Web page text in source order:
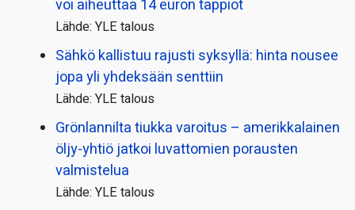
voi aiheuttaa 14 euron tappiot
Lähde: YLE talous
Sähkö kallistuu rajusti syksyllä: hinta nousee
jopa yli yhdeksään senttiin
Lähde: YLE talous
Grönlannilta tiukka varoitus – amerikkalainen
öljy-yhtiö jatkoi luvattomien porausten
valmistelua
Lähde: YLE talous